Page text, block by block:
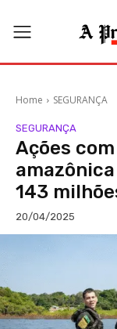
Home SEGURANÇA
SEGURANÇA
Ações
143
20/04/2025